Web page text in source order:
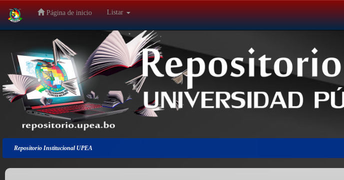
Salir
navegación
Página de inicio Listar
Repositorio Institucional UPEA